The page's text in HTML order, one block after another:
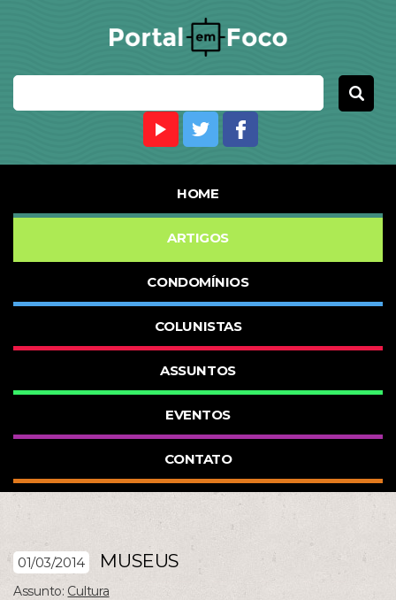
HOME
ARTIGOS
CONDOMÍNIOS
COLUNISTAS
ASSUNTOS
EVENTOS
CONTATO
01/03/2014 MUSEUS
Assunto: Cultura